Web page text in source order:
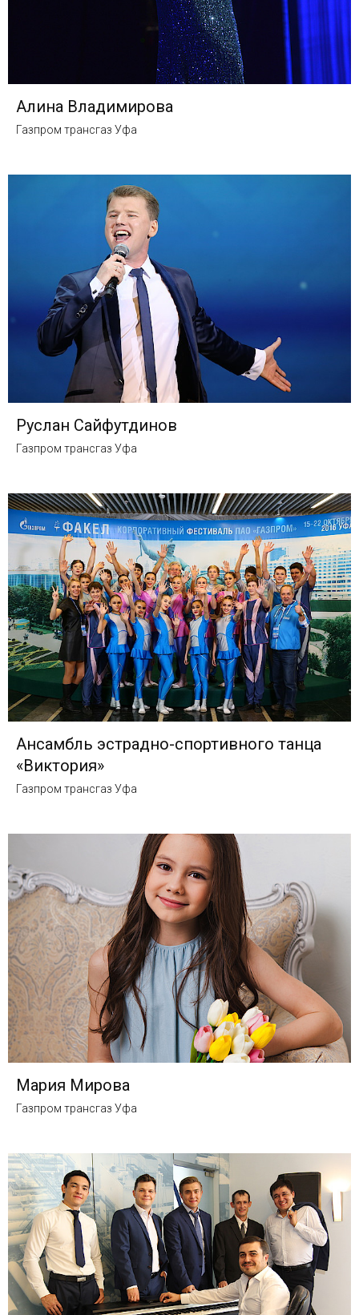
Алина Владимирова
Газпром трансгаз Уфа
Руслан Сайфутдинов
Газпром трансгаз Уфа
Ансамбль эстрадно-спортивного танца
«Виктория»
Газпром трансгаз Уфа
Мария Мирова
Газпром трансгаз Уфа